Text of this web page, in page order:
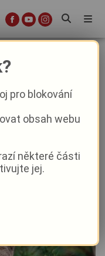
Šumavy:
pro blokování
obsah webu
některé části
jej.